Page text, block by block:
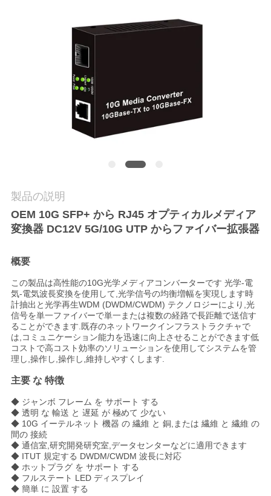
絡
し
な
さ
い
ニ
ュ
ー
ス
引
用
製品の説明
OEM 10G SFP+ から RJ45 オプティカルメディア
変換器 DC12V 5G/10G UTP からファイバー拡張器
概要
この製品は高性能の10G光学メディアコンバーターです 光学-電
気-電気波長変換を使用して,光学信号の均衡増幅を実現します時
計抽出と光学再生WDM (DWDM/CWDM) テクノロジーにより,光
信号を単一ファイバーで単一または複数の経路で長距離で送信す
ることができます.既存のネットワークインフラストラクチャで
は,コミュニケーション能力を迅速に向上させることができます低
コストで高コスト効率のソリューションを使用してシステムを管
理し,操作し,操作し,維持しやすくします.
主要 な 特徴
◆ ジャンボ フレーム を サポート する
◆ 透明 な 輸送 と 遅延 が 極めて 少ない
◆ 10G イーテルネット 機器 の 繊維 と 銅,または 繊維 と 繊維 の
間の 接続
◆ 通信室,研究開発研究室,データセンターなどに適用できます
◆ ITUT 規定する DWDM/CWDM 波長に対応
◆ ホットプラグ を サポート する
◆ フルステート LED ディスプレイ
◆ 簡単 に 設置 する